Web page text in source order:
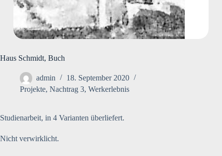
Haus Schmidt, Buch
admin
18. September 2020
Projekte, Nachtrag 3, Werkerlebnis
Studienarbeit, in 4 Varianten überliefert.
Nicht verwirklicht.